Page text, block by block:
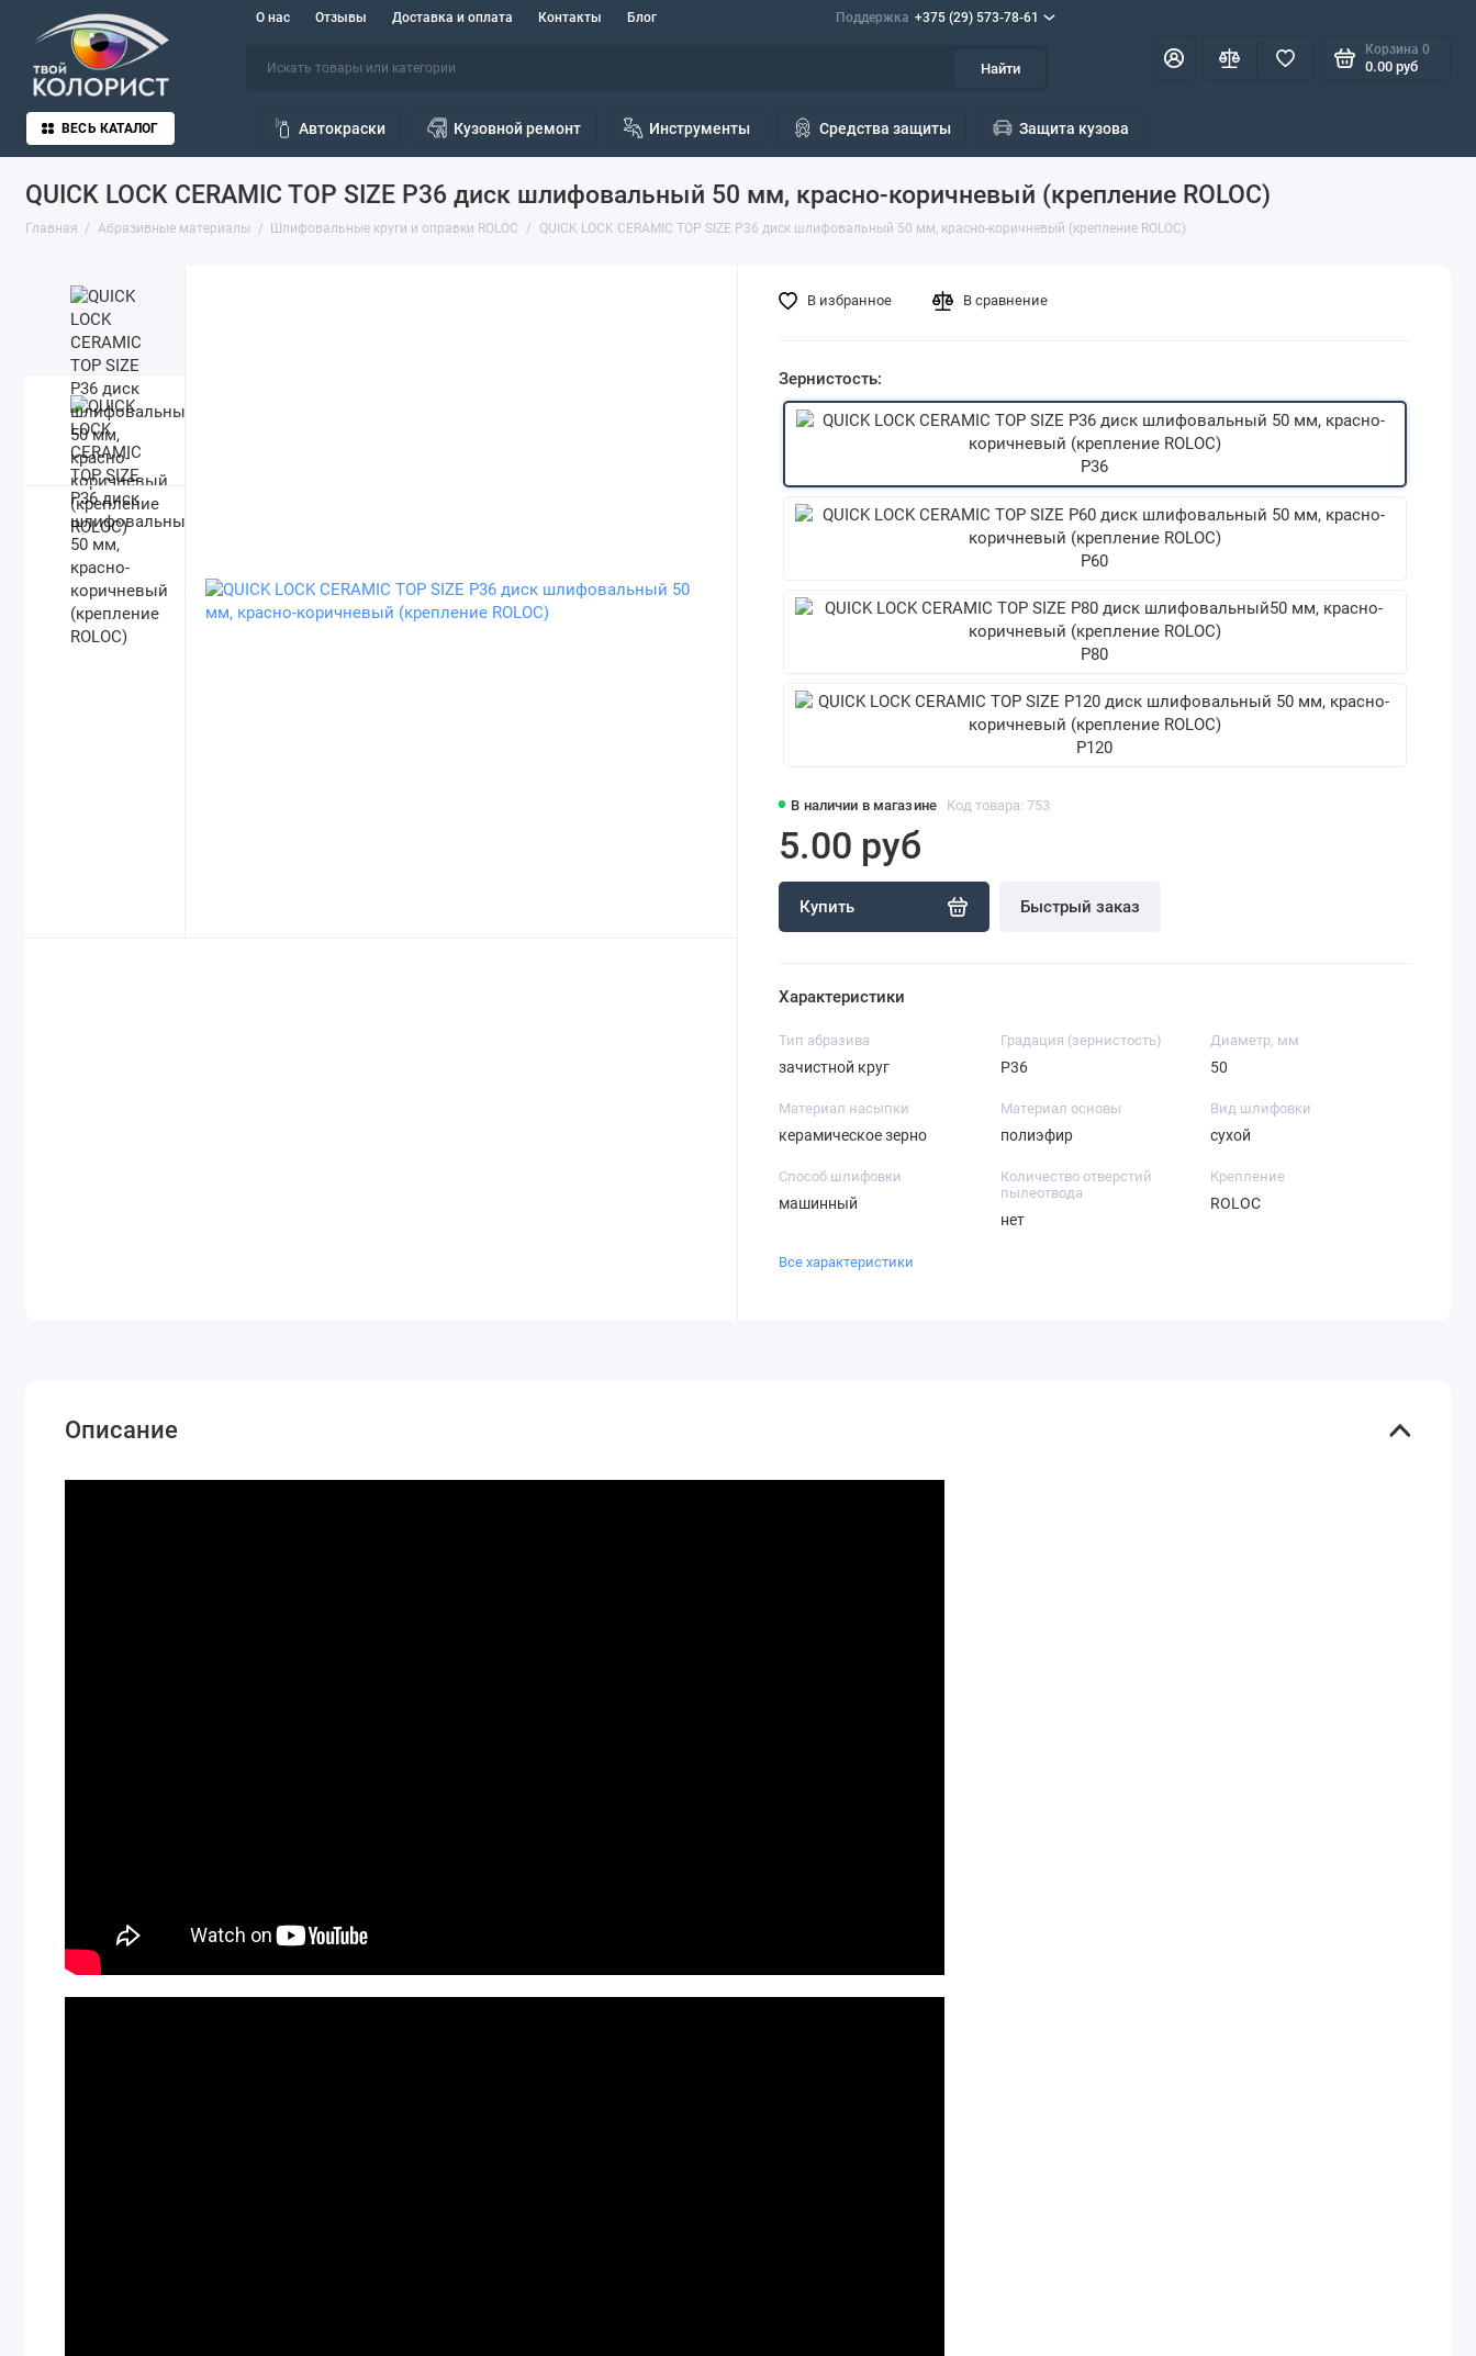
О нас Отзывы Доставка и оплата Контакты Блог Поддержка +375 (29) 573-78-61
Найти
Корзина 0
0.00 руб
ВЕСЬ КАТАЛОГ Автокраски Кузовной ремонт Инструменты Средства защиты Защита кузова
QUICK LOCK CERAMIC TOP SIZE Р36 диск шлифовальный 50 мм, красно-коричневый (крепление ROLOC)
Главная Абразивные материалы Шлифовальные круги и оправки ROLOC QUICK LOCK CERAMIC TOP SIZE Р36 диск шлифовальный 50 мм, красно-коричневый (крепление ROLOC)
В наличии в магазине Код товара: 753
5.00 руб
Купить Быстрый заказ
В избранное В сравнение
Зернистость:
P36
P60
P80
P120
Характеристики
Тип абразива
зачистной круг
Градация (зернистость)
P36
Диаметр, мм
50
Материал насыпки
керамическое зерно
Материал основы
полиэфир
Вид шлифовки
сухой
Способ шлифовки
машинный
Количество отверстий
пылеотвода
нет
Крепление
ROLOC
Все характеристики
Описание